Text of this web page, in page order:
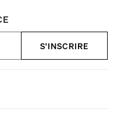
S'INSCRIRE